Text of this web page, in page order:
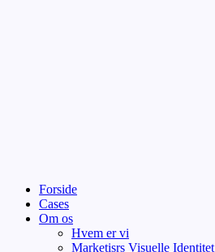
Forside
Cases
Om os
Hvem er vi
Marketisrs Visuelle Identitet